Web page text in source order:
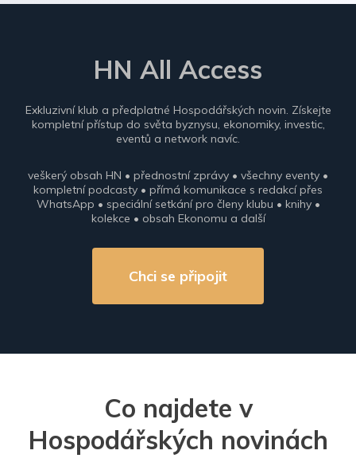
HN All Access
Exkluzivní klub a předplatné Hospodářských novin. Získejte
kompletní přístup do světa byznysu, ekonomiky, investic,
eventů a network navíc.
veškerý obsah HN • přednostní zprávy • všechny eventy •
kompletní podcasty • přímá komunikace s redakcí přes
WhatsApp • speciální setkání pro členy klubu • knihy •
kolekce • obsah Ekonomu a další
Chci se připojit
Co najdete v
Hospodářských novinách